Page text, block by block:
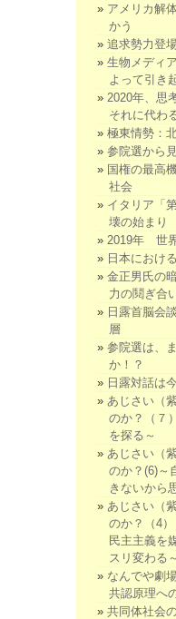
アメリカ解
かう
追求勢力登
生物メディ
よって引き
2020年、思
それに代わ
極東情勢：
参院選から
国権の最高
社会
イタリア「
壊の始まり
2019年 世
日本におけ
金正男氏の
力の鬩ぎ合
日露首脳会
層
参院選は、
か！？
日露対話は
あじさい（
のか？（７
を探る～
あじさい（
のか？(6)～
きないから
あじさい（
のか？（4
民主主義を
スリ変わる～
なんでや劇
共認原理へ
共同体社会